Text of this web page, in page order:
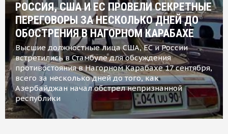
РОССИЯ, США И ЕС ПРОВЕЛИ СЕКРЕТНЫЕ
ПЕРЕГОВОРЫ ЗА НЕСКОЛЬКО ДНЕЙ ДО
ОБОСТРЕНИЯ В НАГОРНОМ КАРАБАХЕ
Высшие должностные лица США, ЕС и России
встретились в Стамбуле для обсуждения
противостояния в Нагорном Карабахе 17 сентября,
всего за несколько дней до того, как
Азербайджан начал обстрел непризнанной
республики